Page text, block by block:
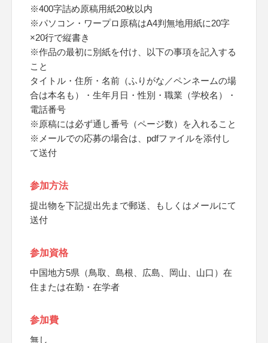
※400字詰め原稿用紙20枚以内
※パソコン・ワープロ原稿はA4判無地用紙に20字
×20行で縦書き
※作品の最初に別紙を付け、以下の事項を記入する
こと
タイトル・住所・名前（ふりがな／ペンネームの場
合は本名も）・生年月日・性別・職業（学校名）・
電話番号
※原稿には必ず通し番号（ページ数）を入れること
※メールでの応募の場合は、pdfファイルを添付し
て送付
参加方法
提出物を下記提出先まで郵送、もしくはメールにて
送付
参加資格
中国地方5県（鳥取、島根、広島、岡山、山口）在
住または在勤・在学者
参加費
無し